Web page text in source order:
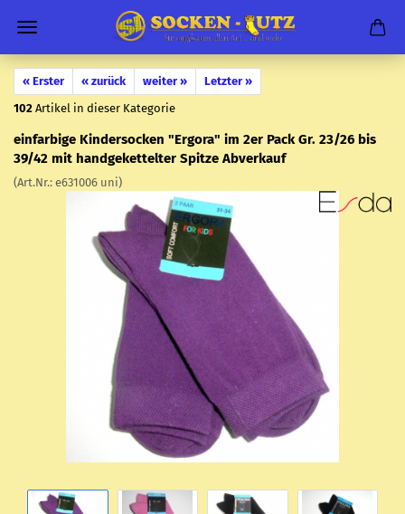
« Erster « zurück weiter »
Letzter »
102 Artikel in dieser Kategorie
ein­far­bi­ge Kin­der­so­cken "Er­go­ra" im 2er Pack Gr. 23/26 bis
39/42 mit hand­ge­ket­tel­ter Spit­ze Ab­ver­kauf
(Art.Nr.: e631006 uni)